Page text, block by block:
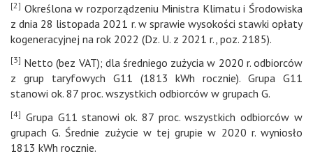
[2] Określona w rozporządzeniu Ministra Klimatu i Środowiska
z dnia 28 listopada 2021 r. w sprawie wysokości stawki opłaty
kogeneracyjnej na rok 2022 (Dz. U. z 2021 r., poz. 2185).
[3] Netto (bez VAT); dla średniego zużycia w 2020 r. odbiorców
z grup taryfowych G11 (1813 kWh rocznie). Grupa G11
stanowi ok. 87 proc. wszystkich odbiorców w grupach G.
[4] Grupa G11 stanowi ok. 87 proc. wszystkich odbiorców w
grupach G. Średnie zużycie w tej grupie w 2020 r. wyniosło
1813 kWh rocznie.